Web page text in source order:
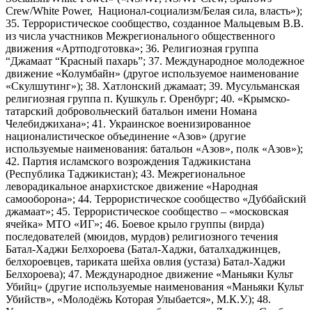
Crew/White Power, Национал-социализм/Белая сила, власть»);
35. Террористическое сообщество, созданное Мальцевым В.В.
из числа участников Межрегионального общественного
движения «Артподготовка»; 36. Религиозная группа
“Джамаат “Красный пахарь”; 37. Международное молодежное
движение «Колумбайн» (другое используемое наименование
«Скулшутинг»); 38. Хатлонский джамаат; 39. Мусульманская
религиозная группа п. Кушкуль г. Оренбург; 40. «Крымско-
татарский добровольческий батальон имени Номана
Челебиджихана»; 41. Украинское военизированное
националистическое объединение «Азов» (другие
используемые наименования: батальон «Азов», полк «Азов»);
42. Партия исламского возрождения Таджикистана
(Республика Таджикистан); 43. Межрегиональное
леворадикальное анархистское движение «Народная
самооборона»; 44. Террористическое сообщество «Дуббайский
джамаат»; 45. Террористическое сообщество – «московская
ячейка» МТО «ИГ»; 46. Боевое крыло группы (вирда)
последователей (мюидов, мурдов) религиозного течения
Батал-Хаджи Белхороева (Батал-Хаджи, баталхаджинцев,
белхороевцев, тариката шейха овлия (устаза) Батал-Хаджи
Белхороева); 47. Международное движение «Маньяки Культ
Убийц» (другие используемые наименования «Маньяки Культ
Убийств», «Молодёжь Которая Улыбается», М.К.У.); 48.